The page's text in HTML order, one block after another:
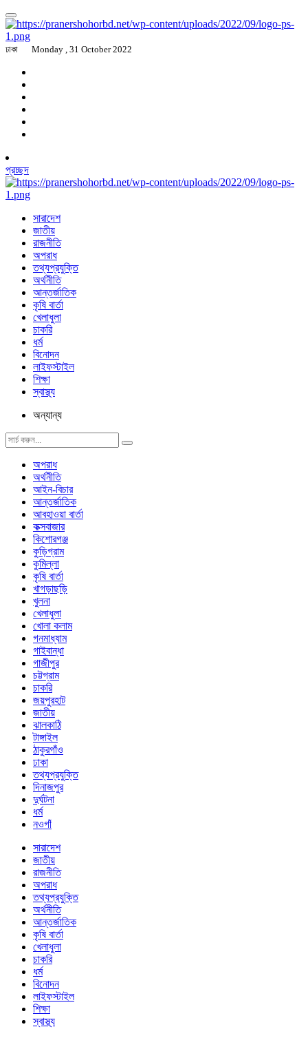
ঢাকা Monday , 31 October 2022
প্রচ্ছদ
সারাদেশ
জাতীয়
রাজনীতি
অপরাধ
তথ্যপ্রযুক্তি
অর্থনীতি
আন্তর্জাতিক
কৃষি বার্তা
খেলাধুলা
চাকরি
ধর্ম
বিনোদন
লাইফস্টাইল
শিক্ষা
স্বাস্থ্য
অন্যান্য
অপরাধ
অর্থনীতি
আইন-বিচার
আন্তর্জাতিক
আবহাওয়া বার্তা
কক্সবাজার
কিশোরগঞ্জ
কুড়িগ্রাম
কুমিল্লা
কৃষি বার্তা
খাগড়াছড়ি
খুলনা
খেলাধুলা
খোলা কলাম
গনমাধ্যাম
গাইবান্ধা
গাজীপুর
চট্টগ্রাম
চাকরি
জয়পুরহাট
জাতীয়
ঝালকাঠি
টাঙ্গাইল
ঠাকুরগাঁও
ঢাকা
তথ্যপ্রযুক্তি
দিনাজপুর
দুর্ঘটনা
ধর্ম
নওগাঁ
সারাদেশ
জাতীয়
রাজনীতি
অপরাধ
তথ্যপ্রযুক্তি
অর্থনীতি
আন্তর্জাতিক
কৃষি বার্তা
খেলাধুলা
চাকরি
ধর্ম
বিনোদন
লাইফস্টাইল
শিক্ষা
স্বাস্থ্য